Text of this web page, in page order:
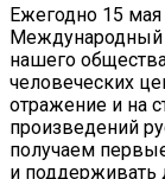
Ежегодно 15
Международный
нашего
человеческих
отражение и на
произведений
получаем
и поддерживать